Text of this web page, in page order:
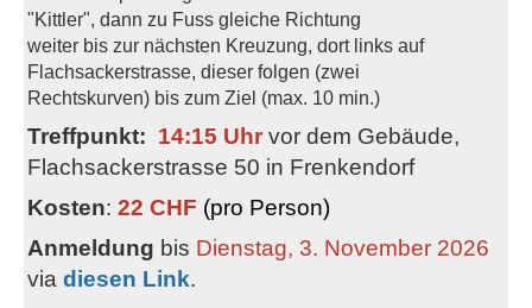
"Kittler", dann zu Fuss gleiche Richtung
weiter bis zur nächsten Kreuzung, dort links auf
Flachsackerstrasse, dieser folgen (zwei
Rechtskurven) bis zum Ziel (max. 10 min.)
Treffpunkt: 14:15 Uhr vor dem Gebäude,
Flachsackerstrasse 50 in Frenkendorf
Kosten: 22 CHF (pro Person)
Anmeldung bis Dienstag, 3. November 2026
via diesen Link.